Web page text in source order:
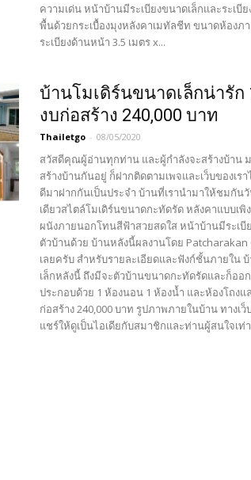
ความเด่น หน้าบ้านมีระเบียงขนาดเล็กและระเ
พื้นด้วยกระเบื้องมุงหลังคาเมทัลชีท ขนาดห้องภา
ระเบียงด้านหน้า 3.5 เมตร x...
บ้านโมเดิร์นขนาดเล็กน่ารัก
งบก่อสร้าง 240,000 บาท
Thailetgo - 08/05/2020
สวัสดีคุณผู้อ่านทุกท่าน และผู้กำลังจะสร้างบ้าน
สร้างบ้านกันอยู่ ก็ฝากติดตามเพจและเว็บของเร
ดีมาฝากกันเป็นประจำ บ้านที่เรานำมาให้ชมกั
เดียวสไตล์โมเดิร์นขนาดกะทัดรัด หลังคาแบบเพิ
ผนังภายนอกโทนสีฟ้าสวยสดใส หน้าบ้านมีระเบี
ตัวบ้านด้วย บ้านหลังนี้ผลงานโดย
เลยครับ สำหรับรายละเอียดและฟังก์ชั้นภายใน
เล็กหลังนี้ ถึงมีจะตัวบ้านขนาดกะทัดรัดและก็อ
ประกอบด้วย 1 ห้องนอน 1 ห้องน้ำ และห้องโถงแ
ก่อสร้าง 240,000 บาท รูปภาพภายในบ้าน ทางเ
แชร์ให้ดูเป็นไอเดียกับสมาชิกและท่านผู้สนใจเท่